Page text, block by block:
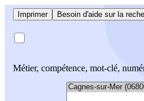
Imprimer Besoin d'aide sur la
Métier, compétence, mot-clé,